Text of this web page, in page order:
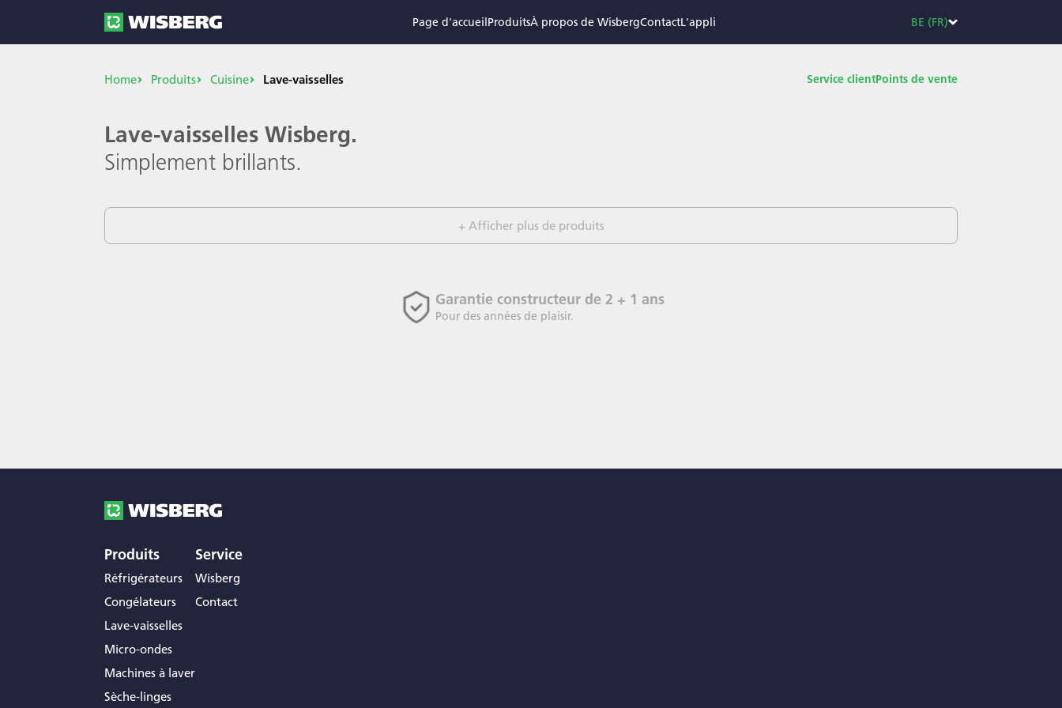
Page d'accueilProduitsÀ propos de WisbergContactL'appli BE (FR)
Home Produits Cuisine Lave-vaisselles Service clientPoints de vente
Lave-vaisselles Wisberg.
Simplement brillants.
+ Afficher plus de produits
Garantie constructeur de 2 + 1 ans
Pour des années de plaisir.
Produits
Réfrigérateurs
Congélateurs
Lave-vaisselles
Micro-ondes
Machines à laver
Sèche-linges
Service
Wisberg
Contact